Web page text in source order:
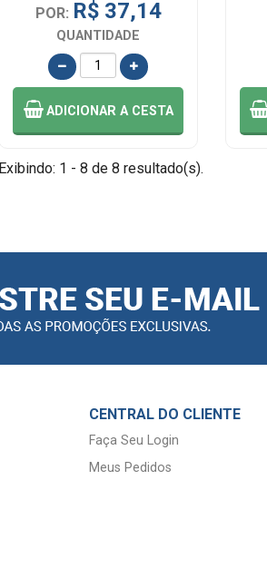
POR: R$ 37,14
QUANTIDADE
ADICIONAR A CESTA
Exibindo: 1 - 8 de 8 resultado(s).
CENTRAL DO CLIENTE
Faça Seu Login
Meus Pedidos